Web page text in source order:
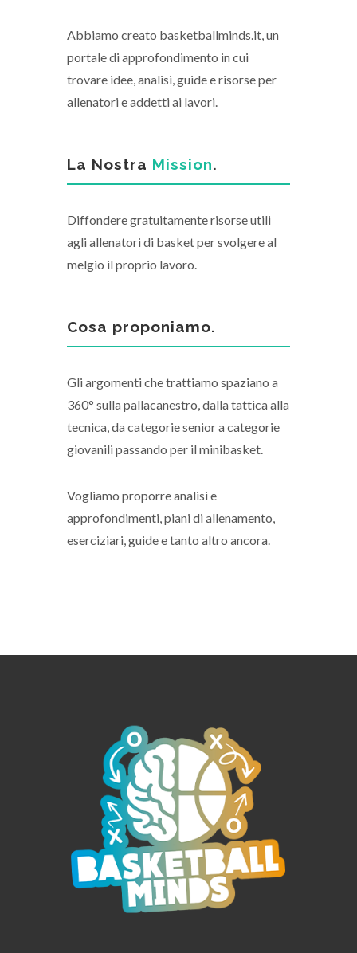
Abbiamo creato basketballminds.it, un
portale di approfondimento in cui
trovare idee, analisi, guide e risorse per
allenatori e addetti ai lavori.
La Nostra Mission.
Diffondere gratuitamente risorse utili
agli allenatori di basket per svolgere al
melgio il proprio lavoro.
Cosa proponiamo.
Gli argomenti che trattiamo spaziano a
360° sulla pallacanestro, dalla tattica alla
tecnica, da categorie senior a categorie
giovanili passando per il minibasket.
Vogliamo proporre analisi e
approfondimenti, piani di allenamento,
eserciziari, guide e tanto altro ancora.